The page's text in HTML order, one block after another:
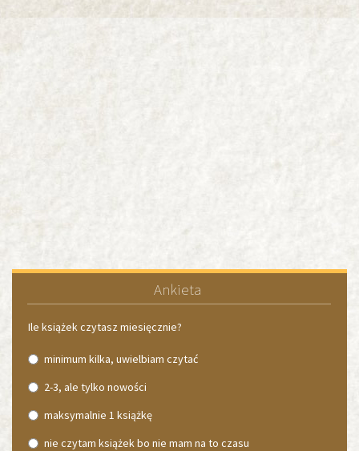
Ankieta
Ile książek czytasz miesięcznie?
minimum kilka, uwielbiam czytać
2-3, ale tylko nowości
maksymalnie 1 książkę
nie czytam książek bo nie mam na to czasu